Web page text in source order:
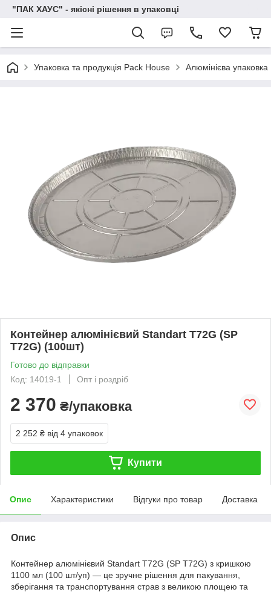
"ПАК ХАУС" - якісні рішення в упаковці
Упаковка та продукція Pack House Алюмінієва упаковка
Контейнер алюмінієвий Standart T72G (SP
T72G) (100шт)
Готово до відправки
Код: 14019-1
Опт і роздріб
2 370 ₴/упаковка
2 252 ₴ від 4 упаковок
Купити
Опис Характеристики Відгуки про товар Доставка
Опис
Контейнер алюмінієвий Standart T72G (SP T72G) з кришкою
1100 мл (100 шт/уп) — це зручне рішення для пакування,
зберігання та транспортування страв з великою площею та